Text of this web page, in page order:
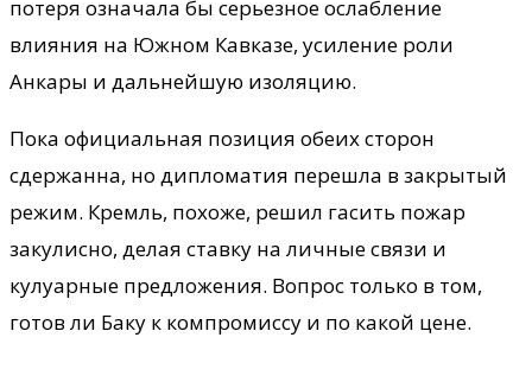
потеря означала бы серьезное ослабление
влияния на Южном Кавказе, усиление роли
Анкары и дальнейшую изоляцию.
Пока официальная позиция обеих сторон
сдержанна, но дипломатия перешла в закрытый
режим. Кремль, похоже, решил гасить пожар
закулисно, делая ставку на личные связи и
кулуарные предложения. Вопрос только в том,
готов ли Баку к компромиссу и по какой цене.